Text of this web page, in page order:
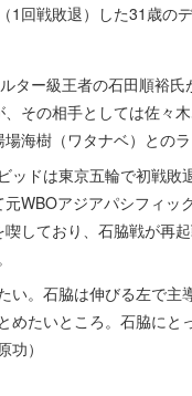
回戦敗退）した31歳のデ
ター級王者の石田順裕
その相手としては佐々
海樹（ワタナベ）との
ドは東京五輪で初戦
WBOアジアパシフィ
しており、石脇戦が再
。石脇は伸びる左で
めたいところ。石脇に
）